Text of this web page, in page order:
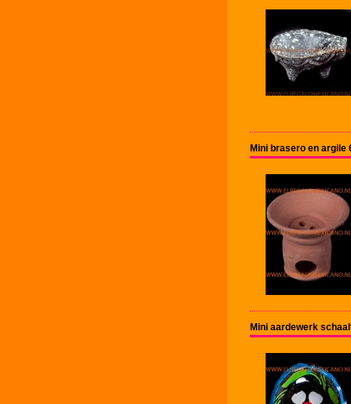
Mini brasero en
Mini aardewerk